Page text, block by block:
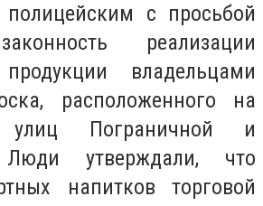
с просьбой
реализации
владельцами
расположенного на
улиц Пограничной и
Люди утверждали, что
напитков торговой